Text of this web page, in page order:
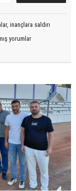
inançlara saldırı
yorumlar